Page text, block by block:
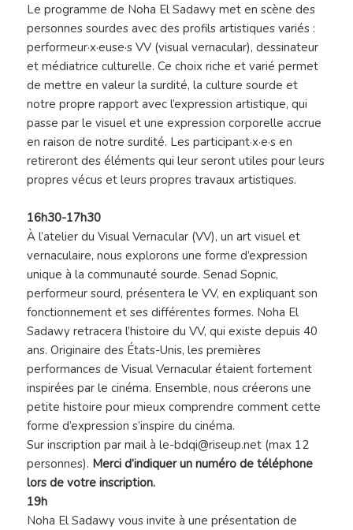
Le programme de Noha El Sadawy met en scène des
personnes sourdes avec des profils artistiques variés :
performeur·x·euse·s VV (visual vernacular), dessinateur
et médiatrice culturelle. Ce choix riche et varié permet
de mettre en valeur la surdité, la culture sourde et
notre propre rapport avec l’expression artistique, qui
passe par le visuel et une expression corporelle accrue
en raison de notre surdité. Les participant·x·e·s en
retireront des éléments qui leur seront utiles pour leurs
propres vécus et leurs propres travaux artistiques.
16h30-17h30
À l’atelier du Visual Vernacular (VV), un art visuel et
vernaculaire, nous explorons une forme d’expression
unique à la communauté sourde. Senad Sopnic,
performeur sourd, présentera le VV, en expliquant son
fonctionnement et ses différentes formes. Noha El
Sadawy retracera l’histoire du VV, qui existe depuis 40
ans. Originaire des États-Unis, les premières
performances de Visual Vernacular étaient fortement
inspirées par le cinéma. Ensemble, nous créerons une
petite histoire pour mieux comprendre comment cette
forme d’expression s’inspire du cinéma.
Sur inscription par mail à le-bdqi@riseup.net (max 12
personnes). Merci d’indiquer un numéro de téléphone
lors de votre inscription.
19h
Noha El Sadawy vous invite à une présentation de